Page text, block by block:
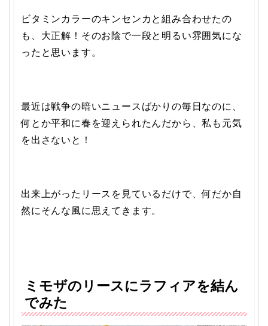
ビタミンカラーのキンセンカと組み合わせたの
も、大正解！そのお陰で一段と明るい雰囲気にな
ったと思います。
最近は戦争の暗いニュースばかりの毎日なのに、
何とか平和に春を迎えられたんだから、私も元気
を出さないと！
出来上がったリースを見ているだけで、何だか自
然にそんな風に思えてきます。
ミモザのリースにラフィアを結ん
でみた